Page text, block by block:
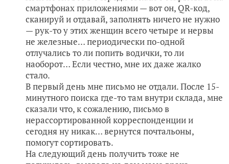
смартфонах приложениями — вот он, QR-код,
сканируй и отдавай, заполнять ничего не нужно
— рук-то у этих женщин всего четыре и нервы
не железные… периодически по-одной
отлучались то ли попить водички, то ли
наоборот… Если честно, мне их даже жалко
стало.
В первый день мне письмо не отдали. После 15-
минутного поиска где-то там внутри склада, мне
сказали что, к сожалению, письмо в
нерассортированной корреспонденции и
сегодня ну никак… вернутся почтальоны,
помогут сортировать.
На следующий день получить тоже не